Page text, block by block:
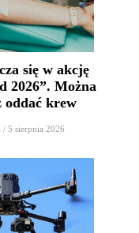
się w akcję
2026”. Można
oddać krew
/ 5 sierpnia 2026